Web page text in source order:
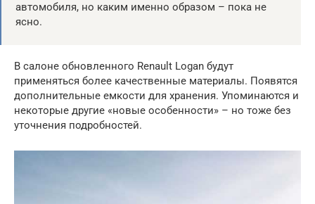
автомобиля, но каким именно образом – пока не
ясно.
В салоне обновленного Renault Logan будут
применяться более качественные материалы. Появятся
дополнительные емкости для хранения. Упоминаются и
некоторые другие «новые особенности» – но тоже без
уточнения подробностей.